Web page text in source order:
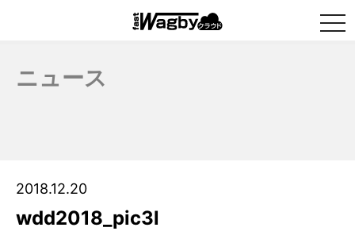
ニュース
2018.12.20
wdd2018_pic3l